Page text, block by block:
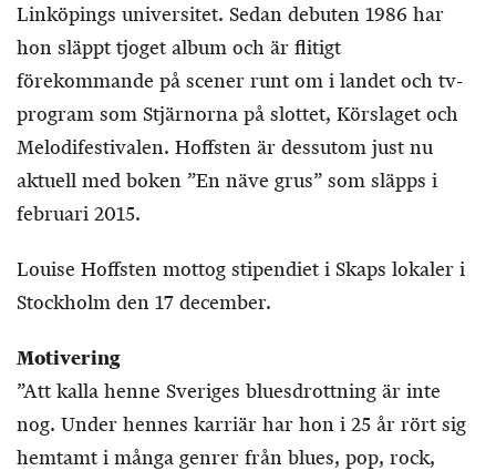
Linköpings universitet. Sedan debuten 1986 har
hon släppt tjoget album och är flitigt
förekommande på scener runt om i landet och tv-
program som Stjärnorna på slottet, Körslaget och
Melodifestivalen. Hoffsten är dessutom just nu
aktuell med boken ”En näve grus” som släpps i
februari 2015.
Louise Hoffsten mottog stipendiet i Skaps lokaler i
Stockholm den 17 december.
Motivering
”Att kalla henne Sveriges bluesdrottning är inte
nog. Under hennes karriär har hon i 25 år rört sig
hemtamt i många genrer från blues, pop, rock,